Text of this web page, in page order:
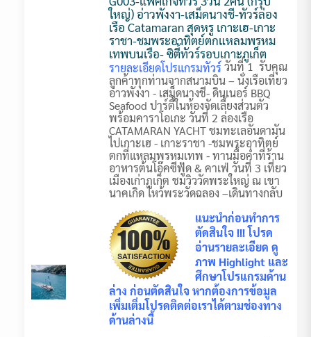
ใหญ่) อ่าวพังงา-เสม็ดนางชี-ทัวร์ล่อง
เรือ Catamaran สุดหรู เกาะเฮ-เกาะ
ราชา-ชมพระอาทิตย์ตกแหลมพรหม
เทพบนเรือ- ซิตี้ทัวร์รอบเกาะภูเก็ต
รายละเอียดโปรแกรมทัวร์ วันที่ 1 รับคุณ
ลูกค้าทุกท่านจากสนามบิน – นั่งเรือเที่ยว
อ่าวพังงา - เสม็ดนางชี- ดินเนอร์ BBQ
Seafood ปาร์ตี้ในห้องจัดเลี้ยงส่วนตัว
พร้อมคาราโอเกะ วันที่ 2 ล่องเรือ
CATAMARAN YACHT ชมทะเลอันดามัน
ไปเกาะเฮ - เกาะราชา -ชมพระอาทิตย์
ตกที่แหลมพรหมเทพ - ทานมื้อค่ำที่ร้าน
อาหารต้นโอ๊คซีฟู้ด & คาเฟ่ วันที่ 3 เที่ยว
เมืองเก่าภูเก็ต ชมวิววัดพระใหญ่ ณ เขา
นาคเกิด ไหว้พระวัดฉลอง –เดินทางกลับ
แนะนำก่อนทำการ
ตัดสินใจ !!! โปรด
อ่านรายละเอียด ดู
ภาพ Highlight และ
ศึกษาโปรแกรมด้าน
ล่าง ก่อนตัดสินใจ หากต้องการข้อมูล
เพิ่มเติ่มโปรดติดต่อเราได้ตามช่องทาง
ด้านล่างนี้